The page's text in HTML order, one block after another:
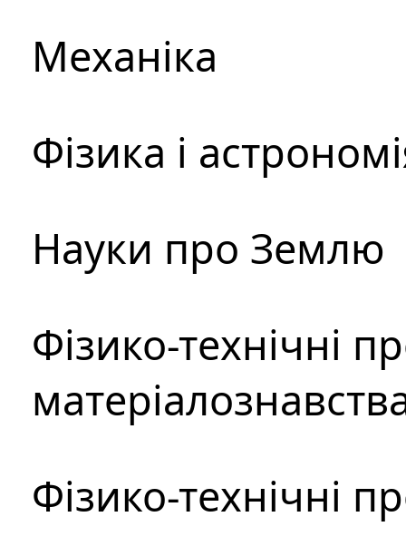
Механіка
Фізика і
Науки про Землю
Фізико-технічні
Фізико-технічні